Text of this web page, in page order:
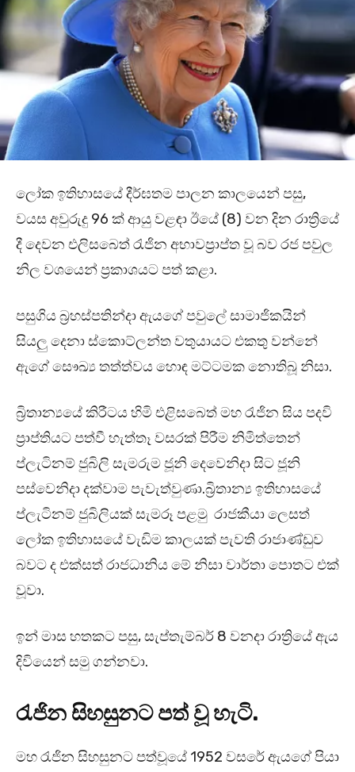
ලෝක ඉතිහාසයේ දීර්ඝතම පාලන කාලයෙන් පසු,
වයස අවුරුදු 96 ක් ආයු වළඳා ඊයේ (8) වන දින රාත්‍රියේ
දී දෙවන එලිසබෙත් රැජින අභාවප්‍රාප්ත වූ බව රජ පවුල
නිල වශයෙන් ප්‍රකාශයට පත් කළා.
පසුගිය බ්‍රහස්පතින්දා ඇයගේ පවුලේ සාමාජිකයින්
සියලු දෙනා ස්කොට්ලන්ත වතුයායට එකතු වන්නේ
ඇගේ සෞඛ්‍ය තත්ත්වය හොඳ මට්ටමක නොතිබූ නිසා.
බ්‍රිතාන්‍යයේ කිරීටය හිමි එළිසබෙත් මහ රැජින සිය පදවි
ප්‍රාප්තියට පත්වී හැත්තෑ වසරක් පිරීම නිමිත්තෙන්
ප්ලැටිනම් ජුබිලි සැමරුම ජූනි දෙවෙනිදා සිට ජූනි
පස්වෙනිදා දක්වාම පැවැත්වුණා.බ්‍රිතාන්‍ය ඉතිහාසයේ
ප්ලැටිනම් ජුබිලියක් සැමරූ පළමු රාජකීයා ලෙසත්
ලෝක ඉතිහාසයේ වැඩිම කාලයක් පැවති රාජාණ්ඩුව
බවට ද එක්සත් රාජධානිය මේ නිසා වාර්තා පොතට එක්
වූවා.
ඉන් මාස හතකට පසු, සැප්තැම්බර් 8 වනදා රාත්‍රියේ ඇය
දිවියෙන් සමු ගන්නවා.
රැජින සිහසුනට පත් වූ හැටි.
මහ රැජින සිහසුනට පත්වූයේ 1952 වසරේ ඇයගේ පියා